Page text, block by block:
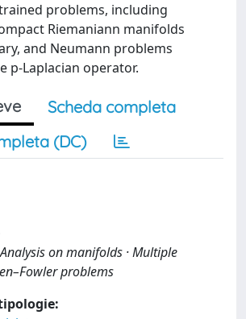
problems, including
Riemaniann manifolds
and Neumann problems
p-Laplacian operator.
Scheda completa
(DC)
on manifolds · Multiple
problems